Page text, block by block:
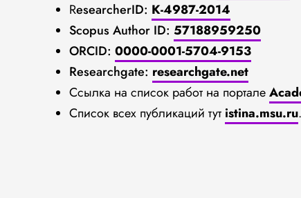
ResearcherID: K-4987-2014
Scopus Author ID: 57188959250
ORCID: 0000-0001-5704-9153
Researchgate: researchgate.net
Ссылка на список работ на портале
Список всех публикаций тут istina.msu.ru.